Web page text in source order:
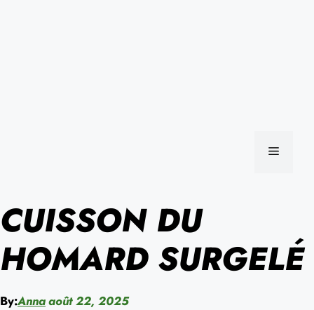
MENU
CUISSON DU
HOMARD SURGELÉ
By:Annaaoût 22, 2025